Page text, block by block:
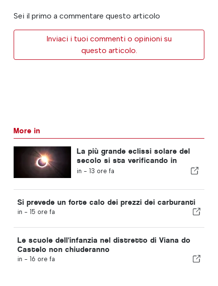
Sei il primo a commentare questo articolo
Inviaci i tuoi commenti o opinioni su
questo articolo.
More in
La più grande eclissi solare del
secolo si sta verificando in
Portogallo
in - 13 ore fa
Si prevede un forte calo dei prezzi dei carburanti
in - 15 ore fa
Le scuole dell'infanzia nel distretto di Viana do
Castelo non chiuderanno
in - 16 ore fa